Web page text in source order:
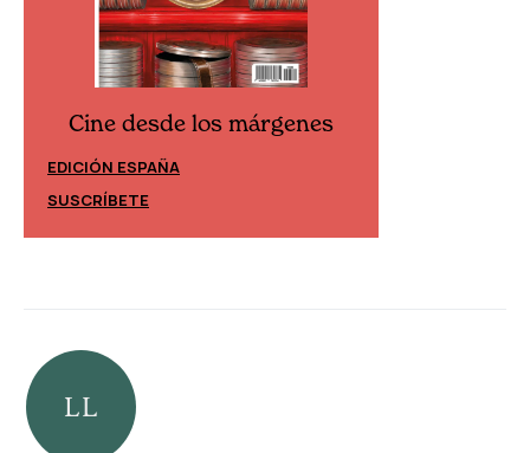
Cine desde los márgenes
EDICIÓN ESPAÑA
SUSCRÍBETE